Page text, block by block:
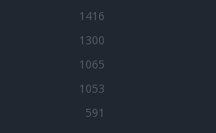
1416
1300
1065
1053
591